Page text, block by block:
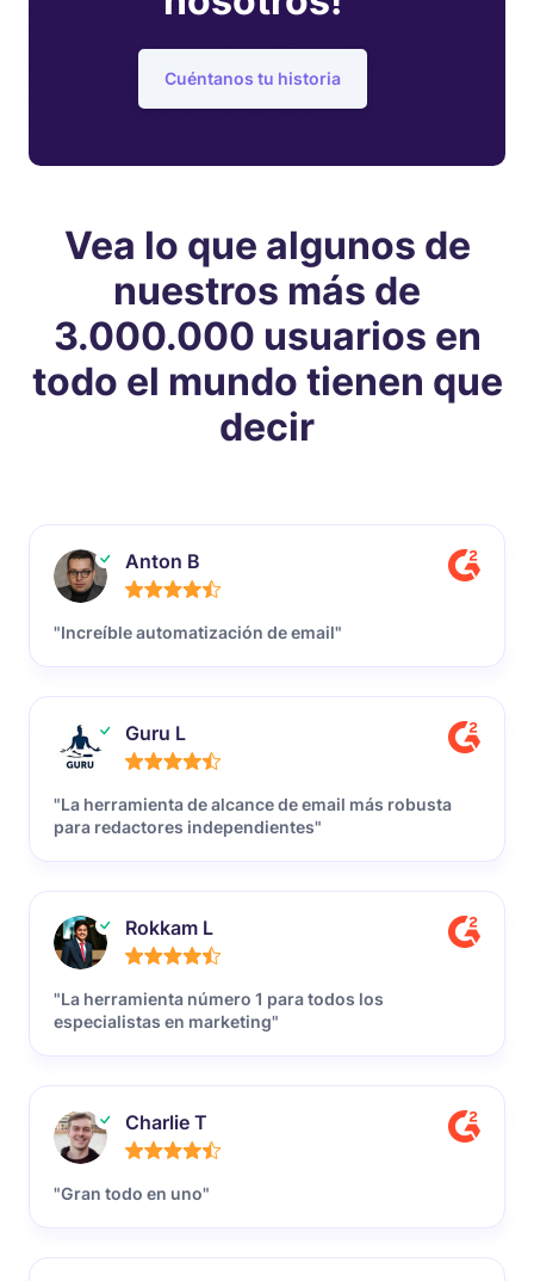
Cuéntanos tu historia
Vea lo que algunos de
nuestros más de
3.000.000 usuarios en
todo el mundo tienen que
decir
Anton B
"Increíble automatización de email"
Guru L
"La herramienta de alcance de email más robusta
para redactores independientes"
Rokkam L
"La herramienta número 1 para todos los
especialistas en marketing"
Charlie T
"Gran todo en uno"